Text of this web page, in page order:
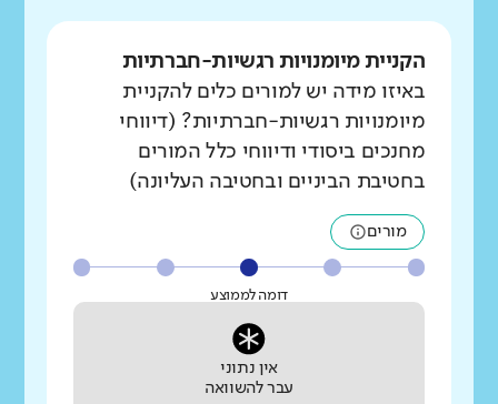
הקניית מיומנויות רגשיות-חברתיות
באיזו מידה יש למורים כלים להקניית
מיומנויות רגשיות-חברתיות? (דיווחי
מחנכים ביסודי ודיווחי כלל המורים
בחטיבת הביניים ובחטיבה העליונה)
מורים
דומה לממוצע
אין נתוני
עבר להשוואה